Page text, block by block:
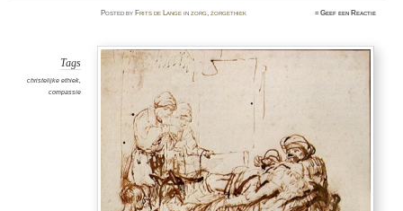
Postedby Frits de Lange inzorg,zorgethiek ≈Geef een Reactie
Tags
christelijke ethiek,
compassie